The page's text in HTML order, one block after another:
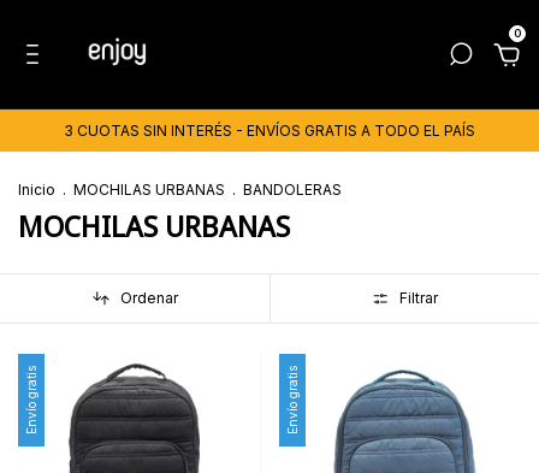
0
3 CUOTAS SIN INTERÉS - ENVÍOS GRATIS A TODO EL PAÍS
Inicio . MOCHILAS URBANAS . BANDOLERAS
MOCHILAS URBANAS
Ordenar Filtrar
Envío gratis Envío gratis